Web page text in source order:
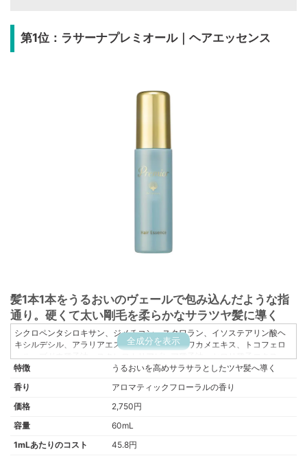
第1位：ラサーナプレミオール｜ヘアエッセンス
髪1本1本をうるおいのヴェールで包み込んだような指
通り。硬くて太い剛毛を柔らかなサラツヤ髪に導く
全成分を表示
シクロペンタシロキサン、ジメチコン、スクワラン、イソステアリン酸ヘ
キシルデシル、アラリアエスクレンタエキス、ワカメエキス、トコフェロ
ール、ブドウ種子油、スクレロカリアビレア種子油、セロリ種子エキス、
トリ(カプリル酸/カプリン酸)グリセリル、香料
特徴
うるおいを高めサラサラとしたツヤ髪へ導く
香り
アロマティックフローラルの香り
価格
2,750円
容量
60mL
1mLあたりのコスト
45.8円